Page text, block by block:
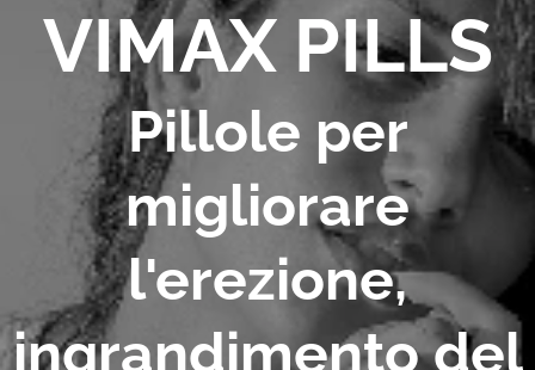
VIMAX PILLS
Pillole per
migliorare
l'erezione,
ingrandimento del